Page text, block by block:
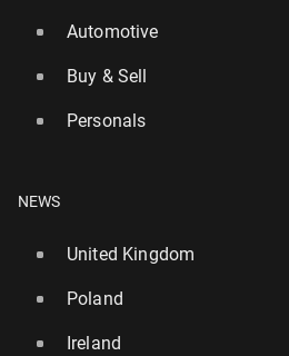
Automotive
Buy & Sell
Personals
NEWS
United Kingdom
Poland
Ireland